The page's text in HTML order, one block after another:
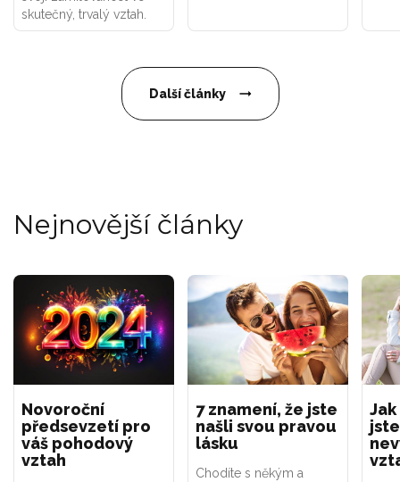
skutečný, trvalý vztah.
Další články
Nejnovější články
Novoroční
předsevzetí pro
váš pohodový
vztah
7 znamení, že jste
našli svou pravou
lásku
Chodíte s někým a